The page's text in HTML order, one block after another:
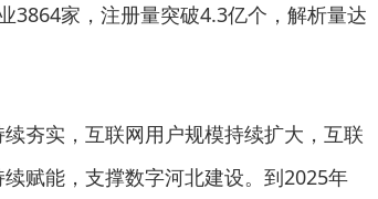
3864家，注册量突破4.3亿个，解析量达
夯实，互联网用户规模持续扩大，互联
赋能，支撑数字河北建设。到2025年